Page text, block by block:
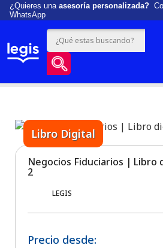
¿Quieres una asesoría personalizada?
WhatsApp
Libro Digital
Negocios Fiduciarios | Libro
2
LEGIS
Precio desde: